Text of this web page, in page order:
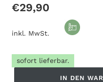
Normaler
€29,90
inkl. MwSt.
sofort lieferbar.
IN DEN